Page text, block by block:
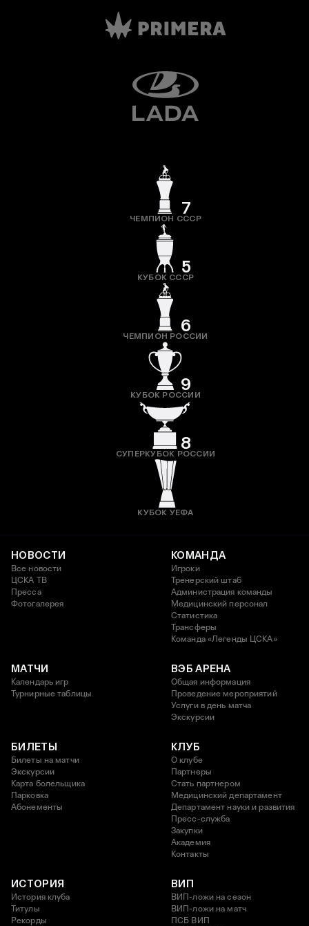
7
ЧЕМПИОН СССР
5
КУБОК СССР
6
ЧЕМПИОН РОССИИ
9
КУБОК РОССИИ
8
СУПЕРКУБОК РОССИИ
КУБОК УЕФА
НОВОСТИ
Все новости
ЦСКА ТВ
Пресса
Фотогалерея
КОМАНДА
Игроки
Тренерский штаб
Администрация команды
Медицинский персонал
Статистика
Трансферы
Команда «Легенды ЦСКА»
МАТЧИ
Календарь игр
Турнирные таблицы
ВЭБ АРЕНА
Общая информация
Проведение мероприятий
Услуги в день матча
Экскурсии
БИЛЕТЫ
Билеты на матчи
Экскурсии
Карта болельщика
Парковка
Абонементы
КЛУБ
О клубе
Партнеры
Стать партнером
Медицинский департамент
Департамент науки и развития
Пресс-служба
Закупки
Академия
Контакты
ИСТОРИЯ
История клуба
Титулы
Рекорды
ВИП
ВИП-ложи на сезон
ВИП-ложи на матч
ПСБ ВИП